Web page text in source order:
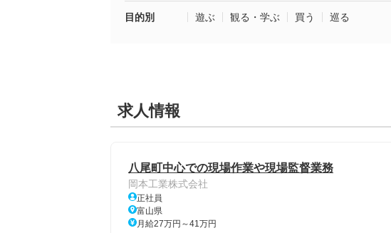
目的別 遊ぶ 観る・学ぶ 買う 巡る
求人情報
八尾町中心での現場作業や現場監督業務
岡本工業株式会社
正社員
富山県
月給27万円～41万円